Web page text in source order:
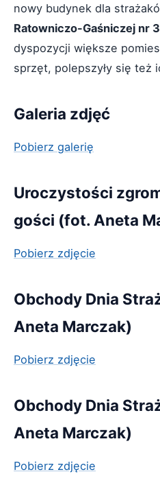
nowy budynek dla
Ratowniczo-Gaśniczej nr 3
dyspozycji większe
sprzęt, polepszyły się też
Galeria zdjęć
Pobierz galerię
Uroczystości
gości (fot. Aneta
Pobierz zdjęcie
Obchody Dnia
Aneta Marczak)
Pobierz zdjęcie
Obchody Dnia
Aneta Marczak)
Pobierz zdjęcie